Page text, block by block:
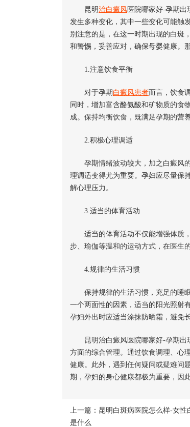
昆明治白癜风 医院哪家好-孕期
发生多种变化，其中一些变化可能触
别注意的是，在这一时期出现的白斑
和警惕，妥善应对，确保母婴健康。
1.注意饮食平衡
对于孕期 白癜风患者而言，饮食
同时，增加富含酪氨酸和矿物质的食
成。保持均衡饮食，既满足孕期的营
2.积极心理调适
孕期情绪波动较大，加之白癜风的
理调适变得尤为重要。孕妇应尽量保
解心理压力。
3.适当的体育活动
适当的体育活动不仅能增强体质
步、瑜伽等温和的运动方式，在医生
4.规律的生活习惯
保持规律的生活习惯，充足的睡眠
一个两面性的因素，适当的阳光照射
孕妇外出时应适当涂抹防晒霜，避免
昆明治白癜风医院哪家好-孕期出
方面的综合管理。通过饮食调理、心
健康。此外，遇到任何疑问或疑难问
期，孕妇的身心健康都极为重要，因
上一篇： 昆明白斑病医院怎么样-女性
是什么